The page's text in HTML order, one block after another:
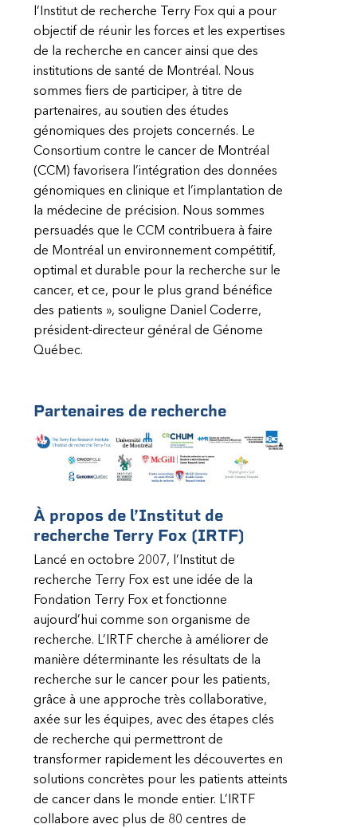
l’Institut de recherche Terry Fox qui a pour
objectif de réunir les forces et les expertises
de la recherche en cancer ainsi que des
institutions de santé de Montréal. Nous
sommes fiers de participer, à titre de
partenaires, au soutien des études
génomiques des projets concernés. Le
Consortium contre le cancer de Montréal
(CCM) favorisera l’intégration des données
génomiques en clinique et l’implantation de
la médecine de précision. Nous sommes
persuadés que le CCM contribuera à faire
de Montréal un environnement compétitif,
optimal et durable pour la recherche sur le
cancer, et ce, pour le plus grand bénéfice
des patients », souligne Daniel Coderre,
président-directeur général de Génome
Québec.
Partenaires de recherche
À propos de l’Institut de
recherche Terry Fox (IRTF)
Lancé en octobre 2007, l’Institut de
recherche Terry Fox est une idée de la
Fondation Terry Fox et fonctionne
aujourd’hui comme son organisme de
recherche. L’IRTF cherche à améliorer de
manière déterminante les résultats de la
recherche sur le cancer pour les patients,
grâce à une approche très collaborative,
axée sur les équipes, avec des étapes clés
de recherche qui permettront de
transformer rapidement les découvertes en
solutions concrètes pour les patients atteints
de cancer dans le monde entier. L’IRTF
collabore avec plus de 80 centres de